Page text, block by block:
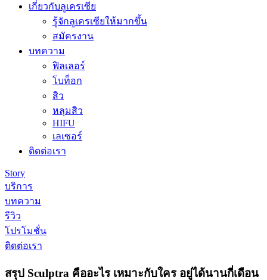
เกี่ยวกับลูเครเซีย
รู้จักลูเครเซียให้มากขึ้น
สมัครงาน
บทความ
ฟิลเลอร์
โบท็อก
สิว
หลุมสิว
HIFU
เลเซอร์
ติดต่อเรา
Story
บริการ
บทความ
รีวิว
โปรโมชั่น
ติดต่อเรา
สรุป Sculptra คืออะไร เหมาะกับใคร อยู่ได้นานกี่เดือน